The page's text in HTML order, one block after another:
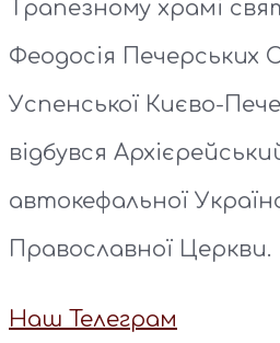
Трапезному храмі
Феодосія Печерських
Успенської Києво-
відбувся
автокефальної
Православної Церкви.
Наш Телеграм